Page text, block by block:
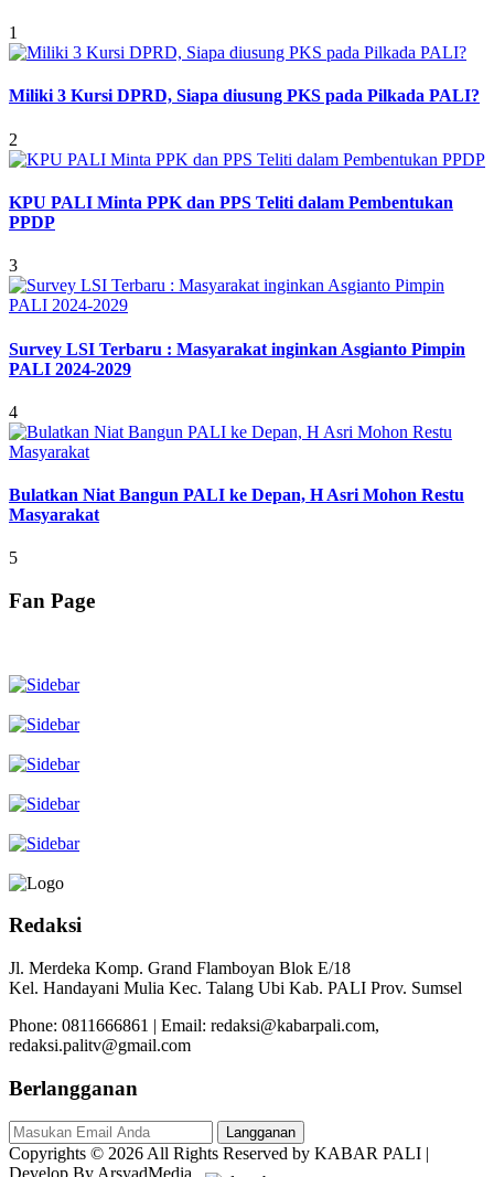
1
Miliki 3 Kursi DPRD, Siapa diusung PKS pada Pilkada PALI?
2
KPU PALI Minta PPK dan PPS Teliti dalam Pembentukan
PPDP
3
Survey LSI Terbaru : Masyarakat inginkan Asgianto Pimpin
PALI 2024-2029
4
Bulatkan Niat Bangun PALI ke Depan, H Asri Mohon Restu
Masyarakat
5
Fan Page
Redaksi
Jl. Merdeka Komp. Grand Flamboyan Blok E/18
Kel. Handayani Mulia Kec. Talang Ubi Kab. PALI Prov. Sumsel
Phone: 0811666861 | Email: redaksi@kabarpali.com,
redaksi.palitv@gmail.com
Berlangganan
Langganan
Copyrights © 2026 All Rights Reserved by KABAR PALI |